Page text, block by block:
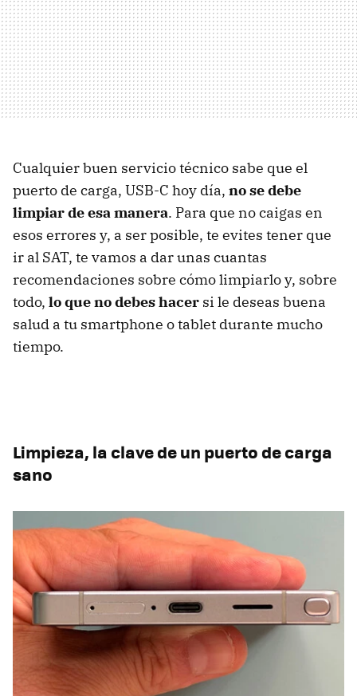
Cualquier buen servicio técnico sabe que el
puerto de carga, USB-C hoy día, no se debe
limpiar de esa manera. Para que no caigas en
esos errores y, a ser posible, te evites tener que
ir al SAT, te vamos a dar unas cuantas
recomendaciones sobre cómo limpiarlo y, sobre
todo, lo que no debes hacer si le deseas buena
salud a tu smartphone o tablet durante mucho
tiempo.
Limpieza, la clave de un puerto de carga
sano